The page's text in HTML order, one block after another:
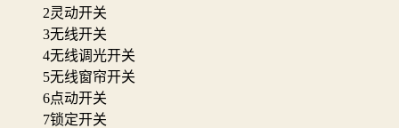
2灵动开关
3无线开关
4无线调光开关
5无线窗帘开关
6点动开关
7锁定开关